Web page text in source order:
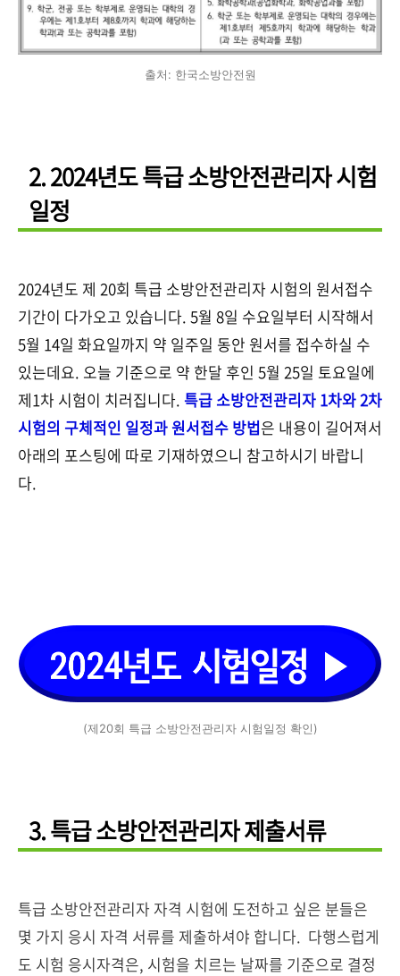
출처: 한국소방안전원
2. 2024년도 특급 소방안전관리자 시험
일정
2024년도 제 20회 특급 소방안전관리자 시험의 원서접수
기간이 다가오고 있습니다. 5월 8일 수요일부터 시작해서
5월 14일 화요일까지 약 일주일 동안 원서를 접수하실 수
있는데요. 오늘 기준으로 약 한달 후인 5월 25일 토요일에
제1차 시험이 치러집니다. 특급 소방안전관리자 1차와 2차
시험의 구체적인 일정과 원서접수 방법은 내용이 길어져서
아래의 포스팅에 따로 기재하였으니 참고하시기 바랍니
다.
(제20회 특급 소방안전관리자 시험일정 확인)
3. 특급 소방안전관리자 제출서류
특급 소방안전관리자 자격 시험에 도전하고 싶은 분들은
몇 가지 응시 자격 서류를 제출하셔야 합니다. 다행스럽게
도 시험 응시자격은, 시험을 치르는 날짜를 기준으로 결정